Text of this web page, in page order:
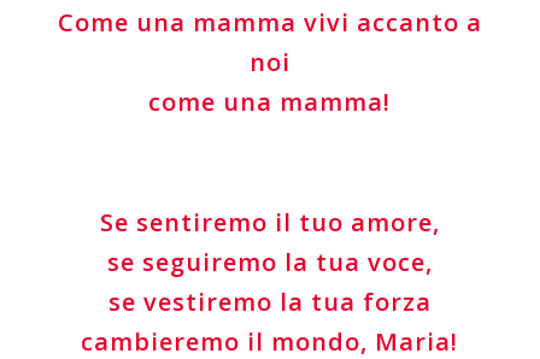
Come una mamma vivi accanto a
noi
come una mamma!
Se sentiremo il tuo amore,
se seguiremo la tua voce,
se vestiremo la tua forza
cambieremo il mondo, Maria!